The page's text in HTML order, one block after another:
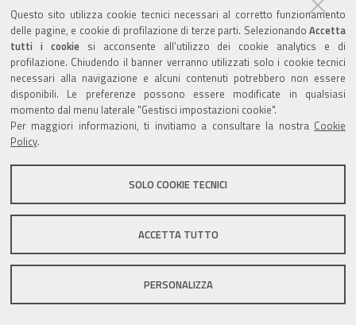
Questo sito utilizza cookie tecnici necessari al corretto funzionamento
delle pagine, e cookie di profilazione di terze parti. Selezionando Accetta
tutti i cookiesi acconsente all’utilizzo dei cookie analytics e di
profilazione. Chiudendo il banner verranno utilizzati solo i cookie tecnici
necessari alla navigazione e alcuni contenuti potrebbero non essere
disponibili. Le preferenze possono essere modificate in qualsiasi
momento dal menu laterale "Gestisci impostazioni cookie".
Per maggiori informazioni, ti invitiamo a consultare la nostra Cookie
Policy.
SOLO COOKIE TECNICI
ACCETTA TUTTO
PERSONALIZZA
Valuta questo sito
Sito istituzionale Comune di Zola Predosa
Privacy policy|DPO|Accessibilità